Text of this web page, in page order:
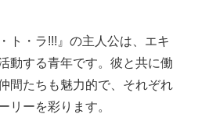
ト・ラ!!!』の主人公は、エキ
動する青年です。彼と共に働
間たちも魅力的で、それぞれ
リーを彩ります。